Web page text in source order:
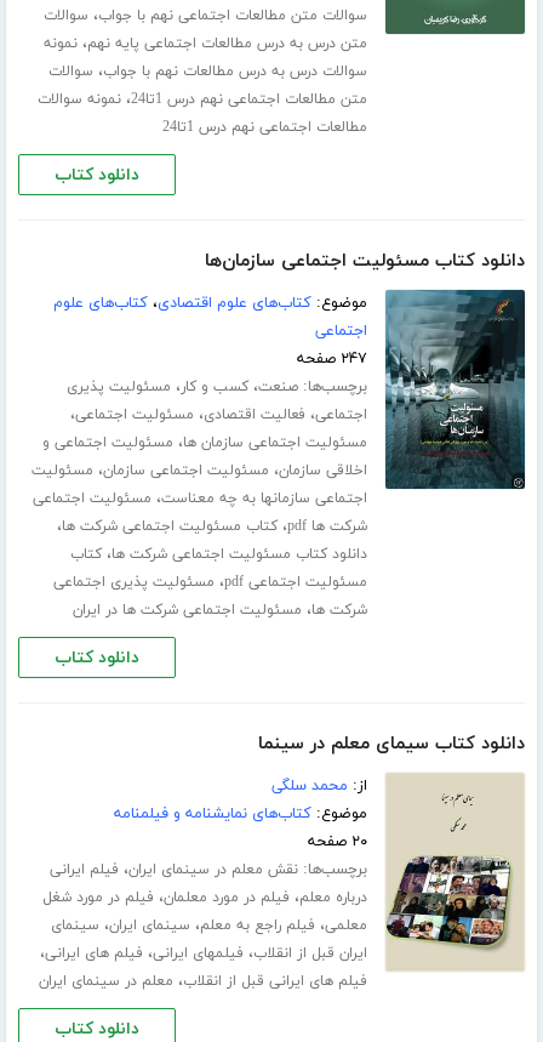
سوالات متن مطالعات اجتماعی نهم با جواب، سوالات
متن درس به درس مطالعات اجتماعی پایه نهم،نمونه
سوالات درس به درس مطالعات نهم با جواب، سوالات
متن مطالعات اجتماعی نهم درس 1تا24
،نمونه سوالات
مطالعات اجتماعی نهم درس 1تا24
دانلود کتاب
دانلود کتاب مسئولیت اجتماعی سازمان‌ها
موضوع:کتاب‌های علوم اقتصادی،کتاب‌های علوم
اجتماعی
۲۴۷ صفحه
برچسب‌ها:صنعت،کسب و کار، مسئولیت پذیری
اجتماعی، فعالیت اقتصادی، مسئولیت اجتماعی،
مسئولیت اجتماعی سازمان ها، مسئولیت اجتماعی و
اخلاقی سازمان، مسئولیت اجتماعی سازمان، مسئولیت
اجتماعی سازمانها به چه معناست، مسئولیت اجتماعی
شرکت ها pdf
،کتاب مسئولیت اجتماعی شرکت ها،
دانلود کتاب مسئولیت اجتماعی شرکت ها،کتاب
مسئولیت اجتماعی pdf
، مسئولیت پذیری اجتماعی
شرکت ها، مسئولیت اجتماعی شرکت ها در ایران
دانلود کتاب
دانلود کتاب سیمای معلم در سینما
از: محمد سلگی
موضوع:کتاب‌های نمایشنامه و فیلمنامه
۲۰ صفحه
برچسب‌ها:نقش معلم در سینمای ایران، فیلم ایرانی
درباره معلم، فیلم در مورد معلمان، فیلم در مورد شغل
معلمی، فیلم راجع به معلم، سینمای ایران، سینمای
ایران قبل از انقلاب، فیلمهای ایرانی، فیلم های ایرانی،
فیلم های ایرانی قبل از انقلاب، معلم در سینمای ایران
دانلود کتاب